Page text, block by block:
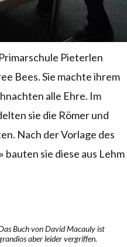
Pieterlen
Bees. Sie machte ihrem
alle Ehre. Im
sie die Römer und
Nach der Vorlage des
bauten sie diese aus Lehm
Buch von David Macauly ist
aber leider vergriffen.